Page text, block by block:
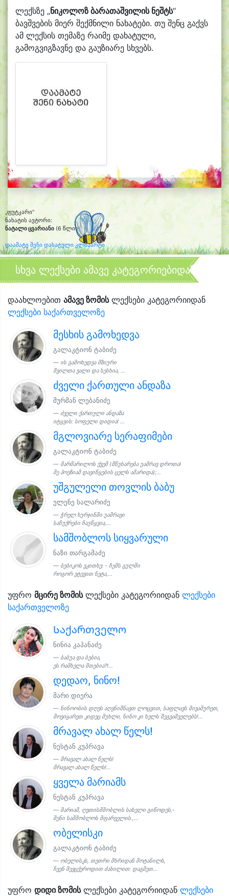
ლექსზე „ნიკოლოზ ბარათაშვილის ნეშტს“
ბავშვების მიერ შექმნილი ნახატები. თუ შენც გაქვს
ამ ლექსის თემაზე რაიმე დახატული,
გამოგვიგზავნე და გაუზიარე სხვებს.
„ფუტკარი“
ნახატის ავტორი:
ნატალი ცვარიანი (6 წლის)
დაამატე შენი დახატული კლიპარტი
სხვა ლექსები ამავე კატეგორიებიდან
დაახლოებით ამავე ზომისლექსები კატეგორიიდან
ლექსები საქართველოზე
მესხის გამოხედვა
გალაკტიონ ტაბიძე
ის გამოხედვა მზიური
შვილთა ვალი და სესხია, ...
ძველი ქართული ანდაზა
მურმან ლებანიძე
ძველი ქართული ანდაზა
იტყვის: სოფელი დიდია! ...
მგლოვიარე სერაფიმები
გალაკტიონ ტაბიძე
მარმარილოს ქვეშ (მწუხარება უამრავ დროთა!
მე პოეზიამ დავიწყების ცელს ამარიდა);...
უშგულელი თოვლის ბაბუ
ელენე სალარიძე
ჭრელ ხურჯინში უამრავი
საჩუქრები ჩაუწყვია,...
სამშობლოს სიყვარული
ნაზი თარგამაძე
ბებიკოს ვკითხე: - ჩემს გულში
როგორ ეტევით ნეტა,...
უფრო მცირე ზომისლექსები კატეგორიიდან ლექსები
საქართველოზე
Საქართველო
ნინია კაპანაძე
ბაბუა და ბებია,
ეს რამხელა მთებია?!...
დედაო, ნინო!
მარი დიერა
ნინოობის დღეს აღვნიშნავთ ლოცვით, საფლავს მივაშურეთ,
მოვიყარეთ კიდეც მუხლი, ნინო კი ხელს შეგვაშველებს!...
მრავალ ახალ წელს!
ნესტან კუპრავა
მრავალ ახალ წელს!
მრავალ ახალ წელს!...
ყველა მარიამს
ნესტან კუპრავა
მარიამ, ღვთისმშობლის სახელი გიწოდეს,-
შენი სამშობლოს მფარველის.,...
ობელისკი
გალაკტიონ ტაბიძე
ობელისკს, თეთრი მხრიდან მოტანილს,
ჩვენ შევცქეროდით ძახილით: დაგმეთ...
უფრო დიდი ზომისლექსები კატეგორიიდან ლექსები